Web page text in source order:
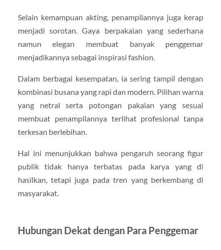
Selain kemampuan akting, penampilannya juga kerap
menjadi sorotan. Gaya berpakaian yang sederhana
namun elegan membuat banyak penggemar
menjadikannya sebagai inspirasi fashion.
Dalam berbagai kesempatan, ia sering tampil dengan
kombinasi busana yang rapi dan modern. Pilihan warna
yang netral serta potongan pakaian yang sesuai
membuat penampilannya terlihat profesional tanpa
terkesan berlebihan.
Hal ini menunjukkan bahwa pengaruh seorang figur
publik tidak hanya terbatas pada karya yang di
hasilkan, tetapi juga pada tren yang berkembang di
masyarakat.
Hubungan Dekat dengan Para Penggemar